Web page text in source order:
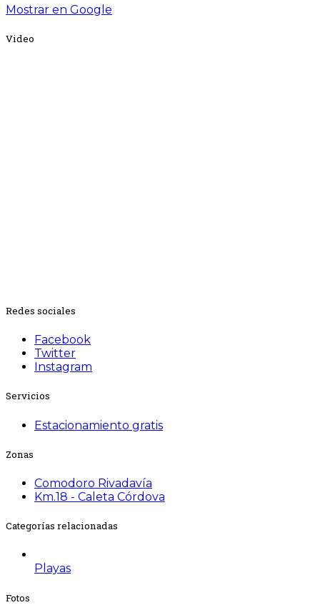
Mostrar en Google
Video
Redes sociales
Facebook
Twitter
Instagram
Servicios
Estacionamiento gratis
Zonas
Comodoro Rivadavía
Km.18 - Caleta Córdova
Categorías relacionadas
Playas
Fotos